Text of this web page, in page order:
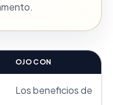
OJO CON
Los beneficios de